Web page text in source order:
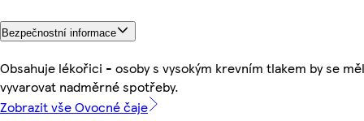
Bezpečnostní informace
Obsahuje lékořici - osoby s vysokým krevním tlakem by se
vyvarovat nadměrné spotřeby.
Zobrazit vše Ovocné čaje